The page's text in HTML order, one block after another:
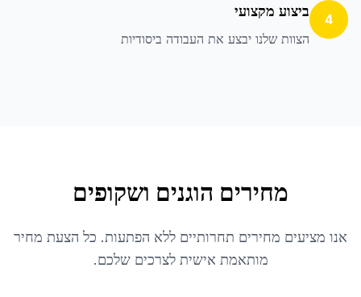
4 ביצוע מקצועי
הצוות שלנו יבצע את העבודה ביסודיות
מחירים הוגנים ושקופים
אנו מציעים מחירים תחרותיים ללא הפתעות. כל הצעת מחיר
מותאמת אישית לצרכים שלכם.